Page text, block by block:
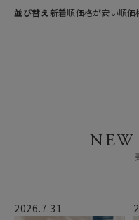
並び替え 新着順価格が安い順価
NEW
2026.7.31